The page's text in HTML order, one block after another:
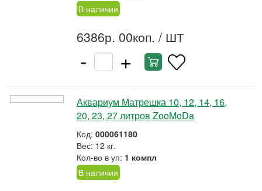
В наличии
6386р. 00коп. / ШТ
- +
Аквариум Матрешка 10, 12, 14, 16,
20, 23, 27 литров ZooMoDa
Код: 000061180
Вес: 12 кг.
Кол-во в уп: 1 компл
В наличии